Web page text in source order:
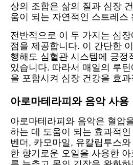
상의 조합은 삶의 질과 심장
움이 되는 자연적인 스트레스
전반적으로 이 두 가지는 심
점을 제공합니다. 이 간단한
행해도 심혈관 시스템에 긍정
있습니다. 따라서 매일의 루
을 포함시켜 심장 건강을 효
아로마테라피와 음악 사용
아로마테라피와 음악은 혈압
하는 데 도움이 되는 효과적
벤더, 카모마일, 유칼립투스
한 향기로운 오일을 사용한